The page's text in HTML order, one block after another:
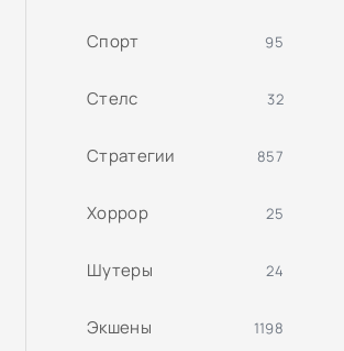
Спорт 95
Стелс 32
Стратегии 857
Хоррор 25
Шутеры 24
Экшены 1198